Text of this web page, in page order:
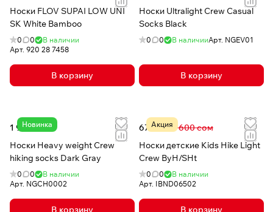
Носки FLOV SUPAI LOW UNI
SK White Bamboo
0 0
В наличии
Арт. 920 28 7458
В корзину
Носки Ultralight Crew Casual
Socks Black
0 0 В наличииАрт. NGEV01
В корзину
Новинка
1 920 сом
Носки Heavy weight Crew
hiking socks Dark Gray
0 0
В наличии
Арт. NGCH0002
В корзину
Акция
674 сом 1 600 сом
Носки детские Kids Hike Light
Crew ByH/SHt
0 0
В наличии
Арт. IBND06502
В корзину